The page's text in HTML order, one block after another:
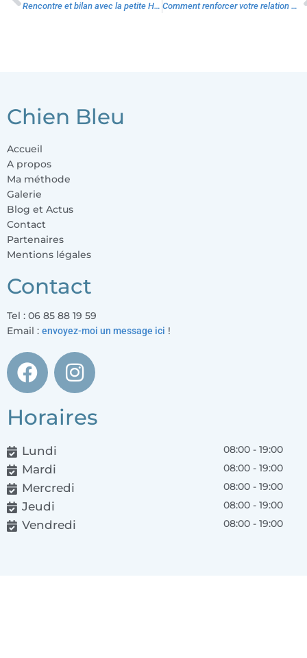
Rencontre et bilan avec la petite Husky Wayne à la Tour de Salvagny (Rhône) Comment renforcer votre relation avec votre chien
Chien Bleu
Accueil
A propos
Ma méthode
Galerie
Blog et Actus
Contact
Partenaires
Mentions légales
Contact
Tel : 06 85 88 19 59
Email : envoyez-moi un message ici !
Horaires
Lundi 08:00 - 19:00
Mardi 08:00 - 19:00
Mercredi 08:00 - 19:00
Jeudi 08:00 - 19:00
Vendredi 08:00 - 19:00